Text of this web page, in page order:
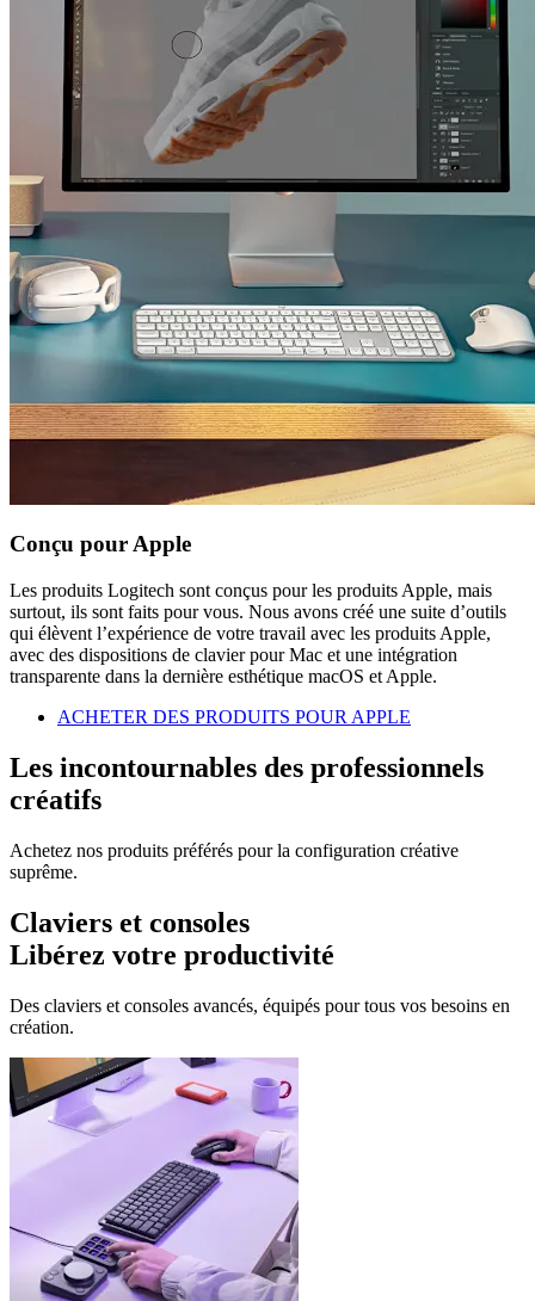
Conçu pour Apple
Les produits Logitech sont conçus pour les produits Apple, mais
surtout, ils sont faits pour vous. Nous avons créé une suite d’outils
qui élèvent l’expérience de votre travail avec les produits Apple,
avec des dispositions de clavier pour Mac et une intégration
transparente dans la dernière esthétique macOS et Apple.
ACHETER DES PRODUITS POUR APPLE
Les incontournables des professionnels
créatifs
Achetez nos produits préférés pour la configuration créative
suprême.
Claviers et consoles
Libérez votre productivité
Des claviers et consoles avancés, équipés pour tous vos besoins en
création.